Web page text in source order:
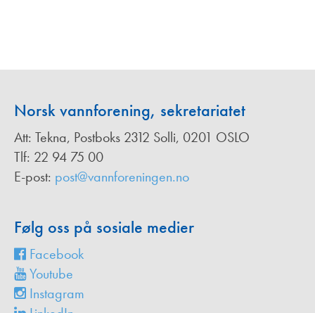
Norsk vannforening, sekretariatet
Att: Tekna, Postboks 2312 Solli, 0201 OSLO
Tlf: 22 94 75 00
E-post: post@vannforeningen.no
Følg oss på sosiale medier
Facebook
Youtube
Instagram